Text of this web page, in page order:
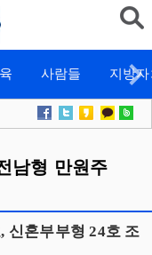
사람들 지방
남형 만원주
신혼부부형 24호 조